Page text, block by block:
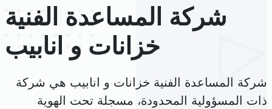
شركة المساعدة الفنية
خزانات و انابيب
شركة المساعدة الفنية خزانات و انابيب هي شركة
ذات المسؤولية المحدودة، مسجلة تحت الهوية